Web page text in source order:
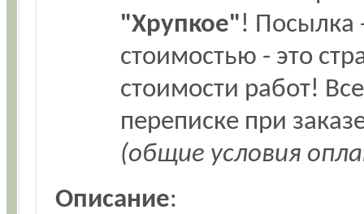
"Хрупкое"! Посылка
стоимостью - это
стоимости работ!
переписке при
(общие условия
Описание: